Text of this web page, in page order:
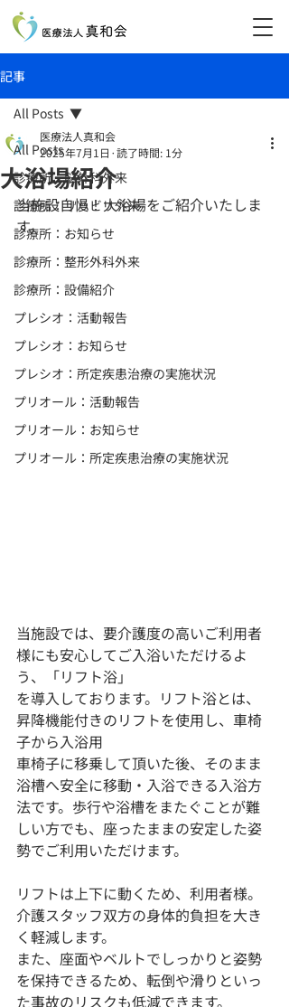
記事
All Posts
診療所：脳外科外来
診療所：リハビリ外来
診療所：お知らせ
診療所：整形外科外来
診療所：設備紹介
プレシオ：活動報告
プレシオ：お知らせ
プレシオ：所定疾患治療の実施状況
プリオール：活動報告
プリオール：お知らせ
プリオール：所定疾患治療の実施状況
All Posts
大浴場紹介
医療法人真和会
2025年7月1日 読了時間: 1分
当施設自慢！大浴場をご紹介いたしま
す。
当施設では、要介護度の高いご利用者
様にも安心してご入浴いただけるよ
う、「リフト浴」
を導入しております。リフト浴とは、
昇降機能付きのリフトを使用し、車椅
子から入浴用
車椅子に移乗して頂いた後、そのまま
浴槽へ安全に移動・入浴できる入浴方
法です。歩行や浴槽をまたぐことが難
しい方でも、座ったままの安定した姿
勢でご利用いただけます。
リフトは上下に動くため、利用者様。
介護スタッフ双方の身体的負担を大き
く軽減します。
また、座面やベルトでしっかりと姿勢
を保持できるため、転倒や滑りといっ
た事故のリスクも低減できます。